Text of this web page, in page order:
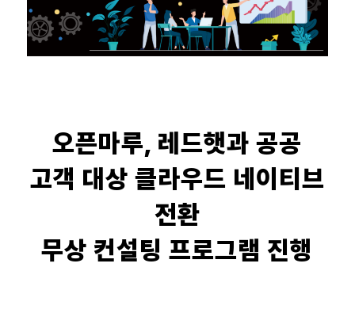
오픈마루, 레드햇과 공공
고객 대상 클라우드 네이티브
전환
무상 컨설팅 프로그램 진행